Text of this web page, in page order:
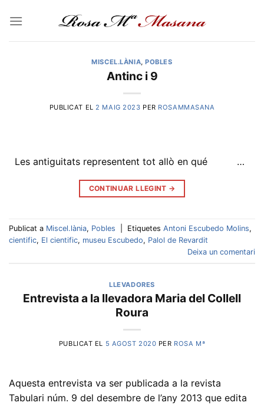
MISCEL.LÀNIA,POBLES
Antinc i 9
PUBLICAT EL 2 MAIG 2023 PER ROSAMMASANA
Les antiguitats representent tot allò en qué …
CONTINUAR LLEGINT →
Publicat a Miscel.lània, Pobles Etiquetes Antoni Escubedo Molins,
cientific, El cientific, museu Escubedo, Palol de Revardit
Deixa un comentari
LLEVADORES
Entrevista a la llevadora Maria del Collell
Roura
PUBLICAT EL 5 AGOST 2020 PER ROSA Mª
Aquesta entrevista va ser publicada a la revista
Tabulari núm. 9 del desembre de l’any 2013 que edita